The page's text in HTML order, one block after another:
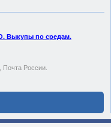
по средам.
России.